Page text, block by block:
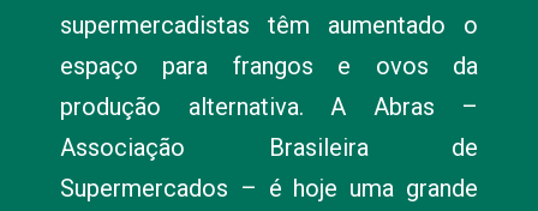
supermercadistas têm aumentado o
espaço para frangos e ovos da
produção alternativa. A Abras –
Associação Brasileira de
Supermercados – é hoje uma grande